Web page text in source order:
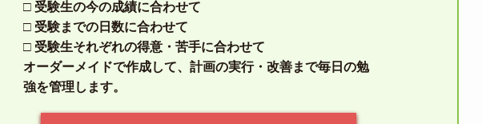
□ 受験生の今の成績に合わせて
□ 受験までの日数に合わせて
□ 受験生それぞれの得意・苦手に合わせて
オーダーメイドで作成して、計画の実行・改善まで毎日の勉
強を管理します。